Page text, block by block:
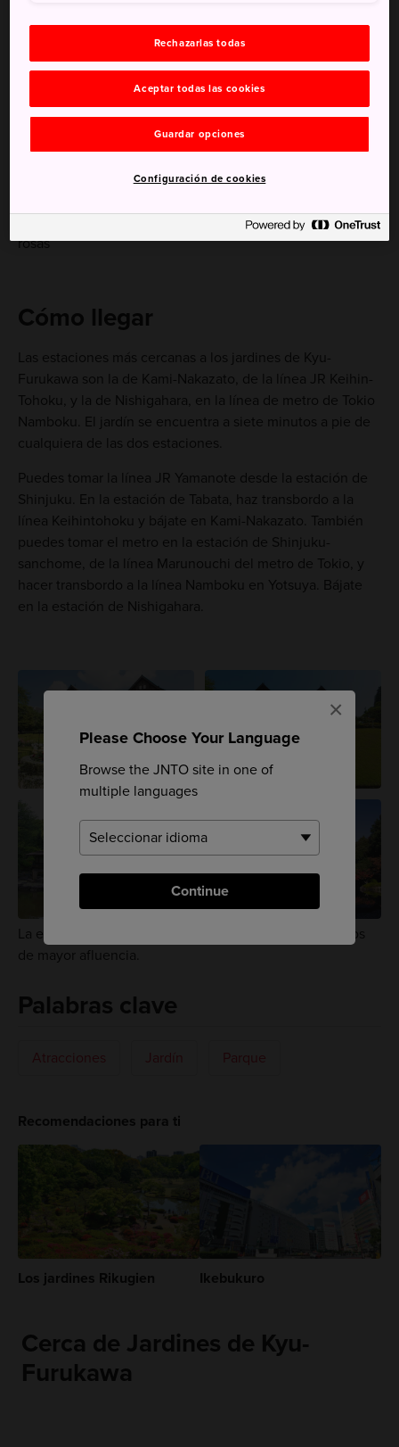
Please Choose Your Language
Browse the JNTO site in one of
multiple languages
Continue
×
Datos breves
En el centro del jardín se encuentra el estanque
Shinjiike, con la forma del carácter chino en cursiva que
significa «corazón»
El jardín de estilo occidental fue diseñado por Josiah
Conder, conocido como «el padre de la arquitectura
El jardín es especialmente popular en mayo por sus
rosas
Cómo llegar
Las estaciones más cercanas a los jardines de Kyu-
Furukawa son la de Kami-Nakazato, de la línea JR Keihin-
Tohoku, y la de Nishigahara, en la línea de metro de Tokio
Namboku. El jardín se encuentra a siete minutos a pie de
cualquiera de las dos estaciones.
Puedes tomar la línea JR Yamanote desde la estación de
Shinjuku. En la estación de Tabata, haz transbordo a la
línea Keihintohoku y bájate en Kami-Nakazato. También
puedes tomar el metro en la estación de Shinjuku-
sanchome, de la línea Marunouchi del metro de Tokio, y
hacer transbordo a la línea Namboku en Yotsuya. Bájate
en la estación de Nishigahara.
La entrada al jardín está restringida durante los periodos
de mayor afluencia.
Palabras clave
Atracciones Jardín Parque
Recomendaciones para ti
Los jardines Rikugien Ikebukuro
Cerca de Jardines de Kyu-
Furukawa
Rechazarlas todas
Aceptar todas las cookies
Guardar opciones
Configuración de cookies